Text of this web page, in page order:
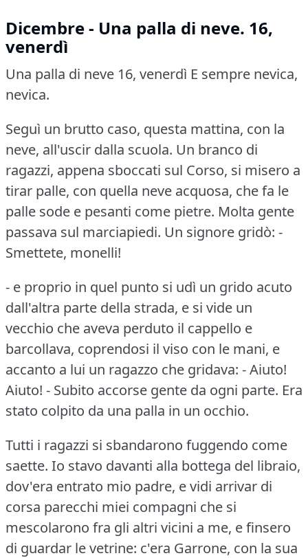
Dicembre - Una palla di neve. 16,
venerdì
Una palla di neve 16, venerdì E sempre nevica,
nevica.
Seguì un brutto caso, questa mattina, con la
neve, all'uscir dalla scuola. Un branco di
ragazzi, appena sboccati sul Corso, si misero a
tirar palle, con quella neve acquosa, che fa le
palle sode e pesanti come pietre. Molta gente
passava sul marciapiedi. Un signore gridò: -
Smettete, monelli!
- e proprio in quel punto si udì un grido acuto
dall'altra parte della strada, e si vide un
vecchio che aveva perduto il cappello e
barcollava, coprendosi il viso con le mani, e
accanto a lui un ragazzo che gridava: - Aiuto!
Aiuto! - Subito accorse gente da ogni parte. Era
stato colpito da una palla in un occhio.
Tutti i ragazzi si sbandarono fuggendo come
saette. Io stavo davanti alla bottega del libraio,
dov'era entrato mio padre, e vidi arrivar di
corsa parecchi miei compagni che si
mescolarono fra gli altri vicini a me, e finsero
di guardar le vetrine: c'era Garrone, con la sua